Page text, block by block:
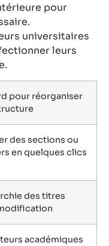
pour
universitaires
leurs
pour réorganiser
des sections ou
en quelques clics
des titres
académiques